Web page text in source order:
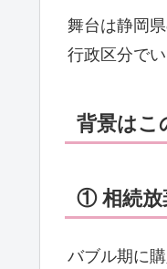
舞台は静岡
行政区分で
背景はこ
① 相続放
バブル期に